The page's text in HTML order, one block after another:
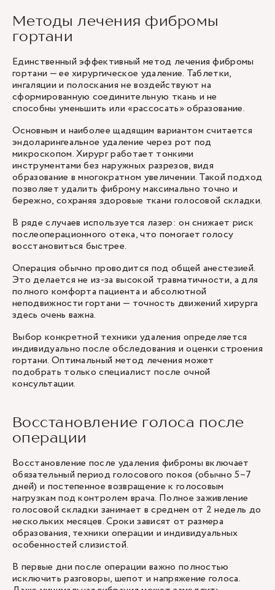
Методы лечения фибромы
гортани
Единственный эффективный метод лечения фибромы
гортани — ее хирургическое удаление. Таблетки,
ингаляции и полоскания не воздействуют на
сформированную соединительную ткань и не
способны уменьшить или «рассосать» образование.
Основным и наиболее щадящим вариантом считается
эндоларингеальное удаление через рот под
микроскопом. Хирург работает тонкими
инструментами без наружных разрезов, видя
образование в многократном увеличении. Такой подход
позволяет удалить фиброму максимально точно и
бережно, сохраняя здоровые ткани голосовой складки.
В ряде случаев используется лазер: он снижает риск
послеоперационного отека, что помогает голосу
восстановиться быстрее.
Операция обычно проводится под общей анестезией.
Это делается не из-за высокой травматичности, а для
полного комфорта пациента и абсолютной
неподвижности гортани — точность движений хирурга
здесь очень важна.
Выбор конкретной техники удаления определяется
индивидуально после обследования и оценки строения
гортани. Оптимальный метод лечения может
подобрать только специалист после очной
консультации.
Восстановление голоса после
операции
Восстановление после удаления фибромы включает
обязательный период голосового покоя (обычно 5–7
дней) и постепенное возвращение к голосовым
нагрузкам под контролем врача. Полное заживление
голосовой складки занимает в среднем от 2 недель до
нескольких месяцев. Сроки зависят от размера
образования, техники операции и индивидуальных
особенностей слизистой.
В первые дни после операции важно полностью
исключить разговоры, шепот и напряжение голоса.